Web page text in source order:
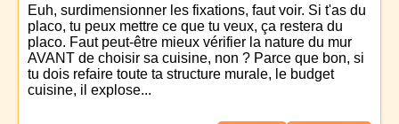
Euh, surdimensionner les fixations, faut voir. Si t'as du
placo, tu peux mettre ce que tu veux, ça restera du
placo. Faut peut-être mieux vérifier la nature du mur
AVANT de choisir sa cuisine, non ? Parce que bon, si
tu dois refaire toute ta structure murale, le budget
cuisine, il explose...